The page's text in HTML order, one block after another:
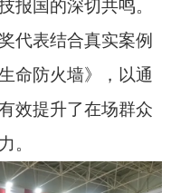
优质获奖作
、场景化的讲